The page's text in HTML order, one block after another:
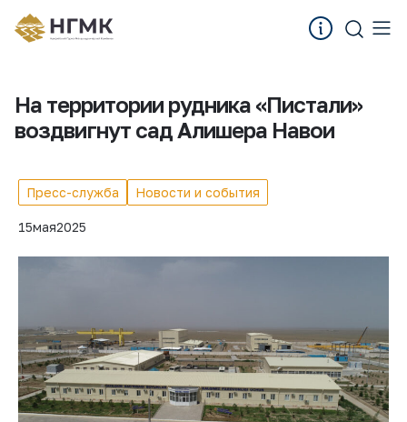
На территории рудника «Пистали»
воздвигнут сад Алишера Навои
Пресс-служба Новости и события
15мая2025